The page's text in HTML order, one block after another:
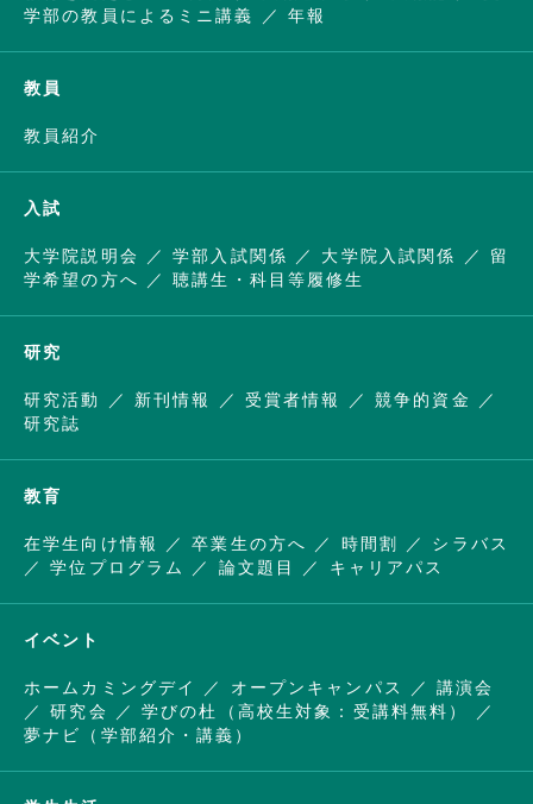
学部の教員によるミニ講義
年報
教員
教員紹介
入試
大学院説明会 学部入試関係 大学院入試関係
留
学希望の方へ
聴講生・科目等履修生
研究
研究活動 新刊情報 受賞者情報
競争的資金
研究誌
教育
在学生向け情報 卒業生の方へ 時間割
シラバス
学位プログラム
論文題目 キャリアパス
イベント
ホームカミングデイ オープンキャンパス
講演会
研究会
学びの杜（高校生対象：受講料無料）
夢ナビ（学部紹介・講義）